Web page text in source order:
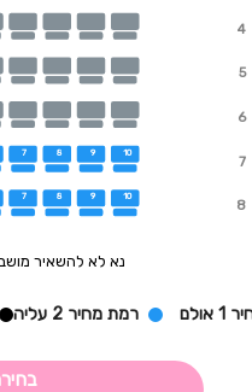
4
5
6
7 8 9 10
7
7 8 9 10
8
נא לא להשאיר
רמת מחיר 2 עליה